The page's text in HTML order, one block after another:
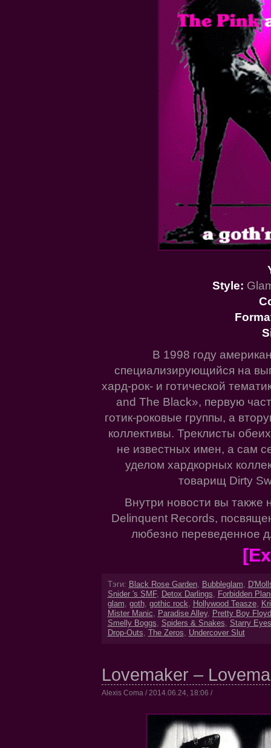
Style:
В 1998 году
специализирующийся на
хард-рок- и готической
and The Black», первую
готик-роковые группы, а
коллективы. Треклисты
не известных имен, а сам
уделом хардкорных
товарищ Dirty
Внутри новости вы также
Delinquent Records,
любезно переведенное
Тэги: Black Rose Garden, Bubbleglam,
Snider 's SMF, Detox Darlings, Forbidden
glam, goth, gothic rock, Hollywood Teasze,
Mister Manic, Paradise Alley, Pretty Boy Floyd
Smelly Boggs, Spiders & Snakes, Starry Eyes
Drop-Outs, The Zeros, Undercover Slut
Lovemaker –
Alexis Coma / 2014.06.24, 18:06 /